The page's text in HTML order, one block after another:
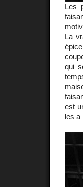
Les
La
qui
est
les a